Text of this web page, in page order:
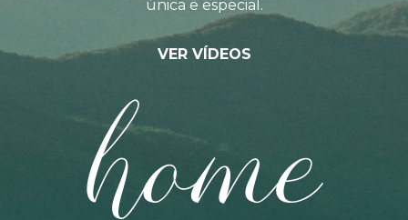
única e especial.
VER VÍDEOS
home